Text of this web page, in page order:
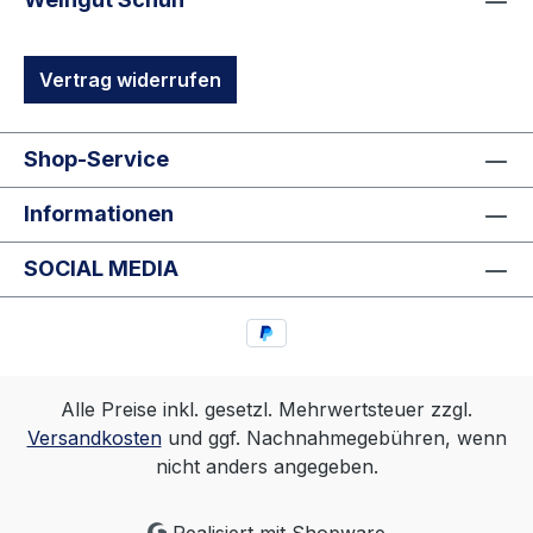
Vertrag widerrufen
Shop-Service
Informationen
SOCIAL MEDIA
Alle Preise inkl. gesetzl. Mehrwertsteuer zzgl.
Versandkostenund ggf. Nachnahmegebühren, wenn
nicht anders angegeben.